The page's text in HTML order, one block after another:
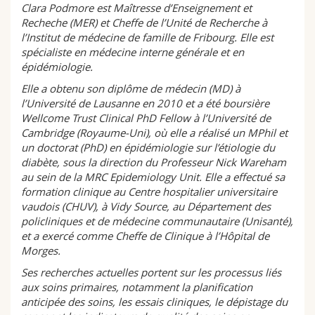
Clara Podmore est Maîtresse d’Enseignement et
Recheche (MER) et Cheffe de l’Unité de Recherche à
l’Institut de médecine de famille de Fribourg. Elle est
spécialiste en médecine interne générale et en
épidémiologie.
Elle a obtenu son diplôme de médecin (MD) à
l’Université de Lausanne en 2010 et a été boursière
Wellcome Trust Clinical PhD Fellow à l’Université de
Cambridge (Royaume-Uni), où elle a réalisé un MPhil et
un doctorat (PhD) en épidémiologie sur l’étiologie du
diabète, sous la direction du Professeur Nick Wareham
au sein de la MRC Epidemiology Unit. Elle a effectué sa
formation clinique au Centre hospitalier universitaire
vaudois (CHUV), à Vidy Source, au Département des
policliniques et de médecine communautaire (Unisanté),
et a exercé comme Cheffe de Clinique à l’Hôpital de
Morges.
Ses recherches actuelles portent sur les processus liés
aux soins primaires, notamment la planification
anticipée des soins, les essais cliniques, le dépistage du